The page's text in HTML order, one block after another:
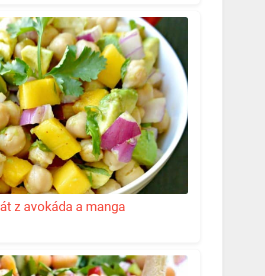
z avokáda a manga